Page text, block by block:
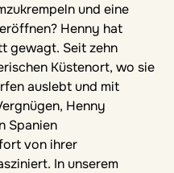
und eine
Henny hat
gewagt. Seit zehn
Küstenort, wo sie
auslebt und mit
Henny
Spanien
von ihrer
In unserem